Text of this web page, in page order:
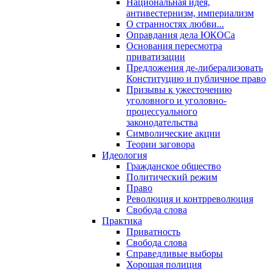
Национальная идея,
антивестернизм, империализм
О странностях любви...
Оправдания дела ЮКОСа
Основания пересмотра
приватизации
Предложения де-либерализовать
Конституцию и публичное право
Призывы к ужесточению
уголовного и уголовно-
процессуального
законодательства
Символические акции
Теории заговора
Идеология
Гражданское общество
Политический режим
Право
Революция и контрреволюция
Свобода слова
Практика
Приватность
Свобода слова
Справедливые выборы
Хорошая полиция